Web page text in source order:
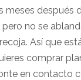
meses después
pero no se
Así que
comprar
en contacto